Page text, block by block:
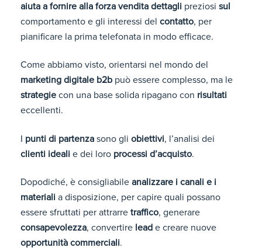
aiuta a fornire alla forza vendita dettagli preziosi sul
comportamento e gli interessi del contatto, per
pianificare la prima telefonata in modo efficace.
Come abbiamo visto, orientarsi nel mondo del
marketing digitale b2b può essere complesso, ma le
strategie con una base solida ripagano con risultati
eccellenti.
I punti di partenza sono gli obiettivi, l’analisi dei
clienti ideali e dei loro processi d’acquisto.
Dopodiché, è consigliabile analizzare i canali e i
materiali a disposizione, per capire quali possano
essere sfruttati per attrarre traffico, generare
consapevolezza, convertire lead e creare nuove
opportunità commerciali.